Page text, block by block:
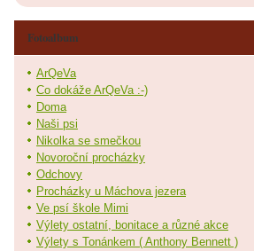
Fotoalbum
ArQeVa
Co dokáže ArQeVa :-)
Doma
Naši psi
Nikolka se smečkou
Novoroční procházky
Odchovy
Procházky u Máchova jezera
Ve psí škole Mimi
Výlety ostatní, bonitace a různé akce
Výlety s Tonánkem ( Anthony Bennett )